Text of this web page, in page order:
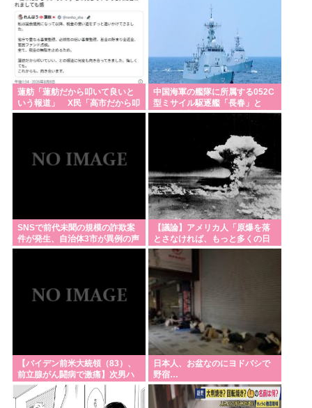
蓮舫「蓮舫だから叩いて良いと
いう報道」 X民「高市だから叩
いて良いをやってるのがお前だ
中国海軍の艦隊に所属する052C
型ミサイル駆逐艦「長春」と
052D型「厦門」が編隊航行訓
SNSで前代未聞の規模の詐欺案
件が発生、自治体3市が異例の声
明を発表して事実関係を全否定
【議論】アメリカ人「原爆を落
とさなければ、もっと多くの日
本人が死んでいた」←この主張
どう思う？
【バイデン前米大統領（83）、
前立腺がん闘病で激痛】次男ハ
ンター氏 「見ていてとてもつら
い」
日本人、お盆なのにヨドバシで
野宿…